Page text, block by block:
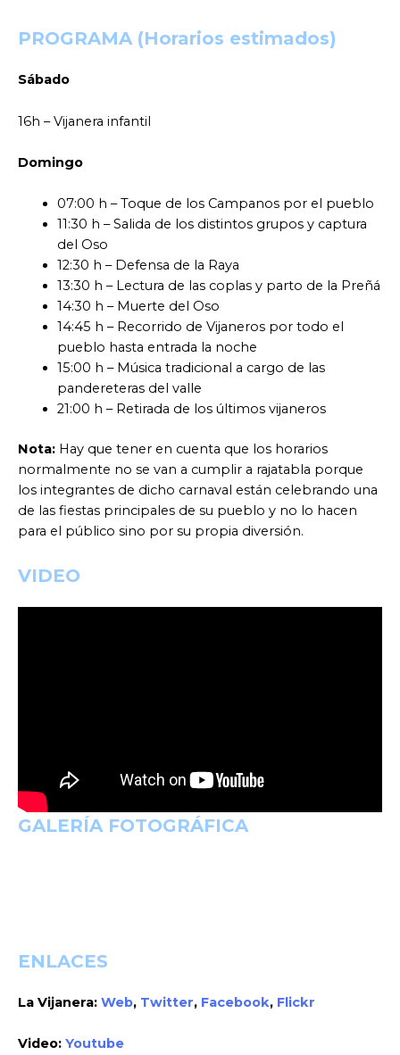
PROGRAMA (Horarios estimados)
Sábado
16h – Vijanera infantil
Domingo
07:00 h – Toque de los Campanos por el pueblo
11:30 h – Salida de los distintos grupos y captura
del Oso
12:30 h – Defensa de la Raya
13:30 h – Lectura de las coplas y parto de la Preñá
14:30 h – Muerte del Oso
14:45 h – Recorrido de Vijaneros por todo el
pueblo hasta entrada la noche
15:00 h – Música tradicional a cargo de las
pandereteras del valle
21:00 h – Retirada de los últimos vijaneros
Nota: Hay que tener en cuenta que los horarios
normalmente no se van a cumplir a rajatabla porque
los integrantes de dicho carnaval están celebrando una
de las fiestas principales de su pueblo y no lo hacen
para el público sino por su propia diversión.
VIDEO
GALERÍA FOTOGRÁFICA
ENLACES
La Vijanera: Web, Twitter, Facebook, Flickr
Video: Youtube